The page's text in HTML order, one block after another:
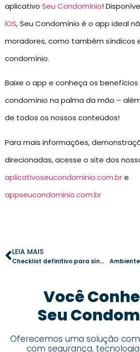
aplicativo Seu Condomínio!
IOS, Seu Condomínio é o app ideal
moradores, como também síndicos
condomínio.
Baixe o app e conheça os
condomínio na palma da mão –
de todos os nossos conteúdos!
Para mais informações,
direcionadas, acesse o site dos
aplicativoseucondominio.com.bre
appseucondominio.com.br
LEIA MAIS
Checklist definitivo para síndicos: passos essenciais para uma gestão eficiente
Você
Seu
Oferecemos uma solução
com segurança,